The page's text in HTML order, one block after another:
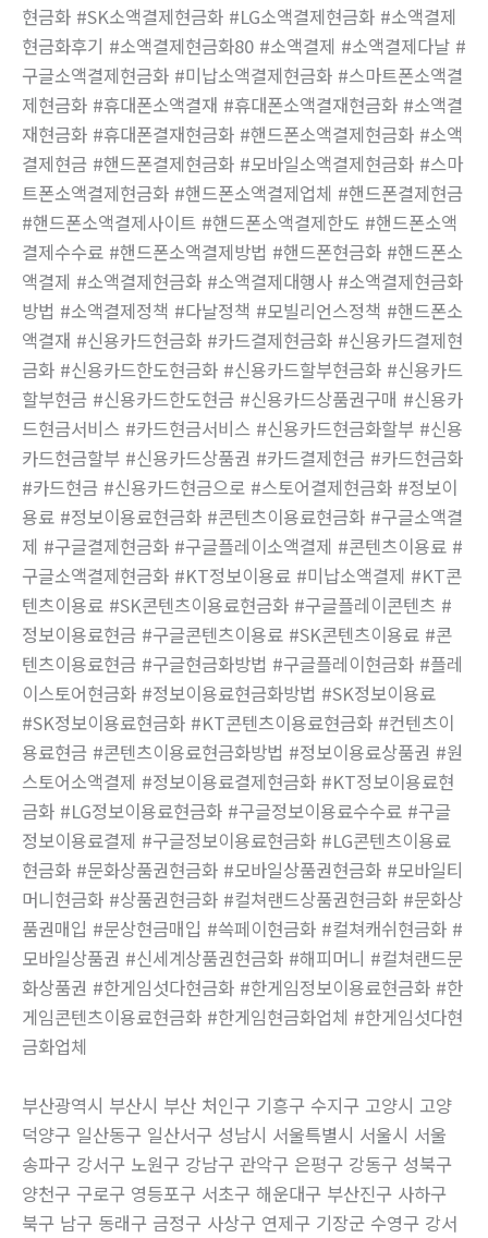
현금화 #SK소액결제현금화 #LG소액결제현금화 #소액결제
현금화후기 #소액결제현금화80 #소액결제 #소액결제다날 #
구글소액결제현금화 #미납소액결제현금화 #스마트폰소액결
제현금화 #휴대폰소액결재 #휴대폰소액결재현금화 #소액결
재현금화 #휴대폰결재현금화 #핸드폰소액결제현금화 #소액
결제현금 #핸드폰결제현금화 #모바일소액결제현금화 #스마
트폰소액결제현금화 #핸드폰소액결제업체 #핸드폰결제현금
#핸드폰소액결제사이트 #핸드폰소액결제한도 #핸드폰소액
결제수수료 #핸드폰소액결제방법 #핸드폰현금화 #핸드폰소
액결제 #소액결제현금화 #소액결제대행사 #소액결제현금화
방법 #소액결제정책 #다날정책 #모빌리언스정책 #핸드폰소
액결재 #신용카드현금화 #카드결제현금화 #신용카드결제현
금화 #신용카드한도현금화 #신용카드할부현금화 #신용카드
할부현금 #신용카드한도현금 #신용카드상품권구매 #신용카
드현금서비스 #카드현금서비스 #신용카드현금화할부 #신용
카드현금할부 #신용카드상품권 #카드결제현금 #카드현금화
#카드현금 #신용카드현금으로 #스토어결제현금화 #정보이
용료 #정보이용료현금화 #콘텐츠이용료현금화 #구글소액결
제 #구글결제현금화 #구글플레이소액결제 #콘텐츠이용료 #
구글소액결제현금화 #KT정보이용료 #미납소액결제 #KT콘
텐츠이용료 #SK콘텐츠이용료현금화 #구글플레이콘텐츠 #
정보이용료현금 #구글콘텐츠이용료 #SK콘텐츠이용료 #콘
텐츠이용료현금 #구글현금화방법 #구글플레이현금화 #플레
이스토어현금화 #정보이용료현금화방법 #SK정보이용료
#SK정보이용료현금화 #KT콘텐츠이용료현금화 #컨텐츠이
용료현금 #콘텐츠이용료현금화방법 #정보이용료상품권 #원
스토어소액결제 #정보이용료결제현금화 #KT정보이용료현
금화 #LG정보이용료현금화 #구글정보이용료수수료 #구글
정보이용료결제 #구글정보이용료현금화 #LG콘텐츠이용료
현금화 #문화상품권현금화 #모바일상품권현금화 #모바일티
머니현금화 #상품권현금화 #컬쳐랜드상품권현금화 #문화상
품권매입 #문상현금매입 #쓱페이현금화 #컬쳐캐쉬현금화 #
모바일상품권 #신세계상품권현금화 #해피머니 #컬쳐랜드문
화상품권 #한게임섯다현금화 #한게임정보이용료현금화 #한
게임콘텐츠이용료현금화 #한게임현금화업체 #한게임섯다현
금화업체
부산광역시 부산시 부산 처인구 기흥구 수지구 고양시 고양
덕양구 일산동구 일산서구 성남시 서울특별시 서울시 서울
송파구 강서구 노원구 강남구 관악구 은평구 강동구 성북구
양천구 구로구 영등포구 서초구 해운대구 부산진구 사하구
북구 남구 동래구 금정구 사상구 연제구 기장군 수영구 강서